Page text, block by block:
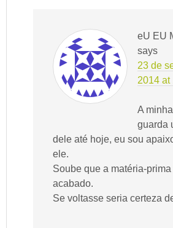
eU EU
says
23 de
2014 at
A
guarda
dele até hoje, eu sou
ele.
Soube que a matéria-
acabado.
Se voltasse seria certeza